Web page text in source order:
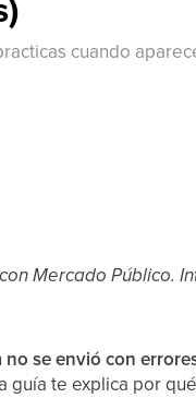
cuando
Mercado Público.
no se envió con
guía te explica por